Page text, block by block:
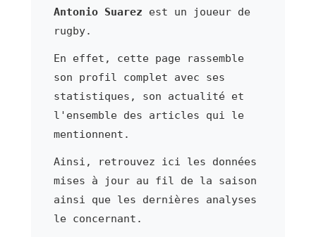
Antonio Suarez est un joueur de
rugby.
En effet, cette page rassemble
son profil complet avec ses
statistiques, son actualité et
l'ensemble des articles qui le
mentionnent.
Ainsi, retrouvez ici les données
mises à jour au fil de la saison
ainsi que les dernières analyses
le concernant.